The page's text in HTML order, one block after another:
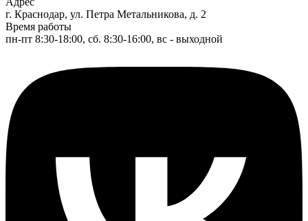
г. Краснодар, ул. Петра Метальникова, д. 2
Время работы
пн-пт 8:30-18:00, сб. 8:30-16:00, вс - выходной